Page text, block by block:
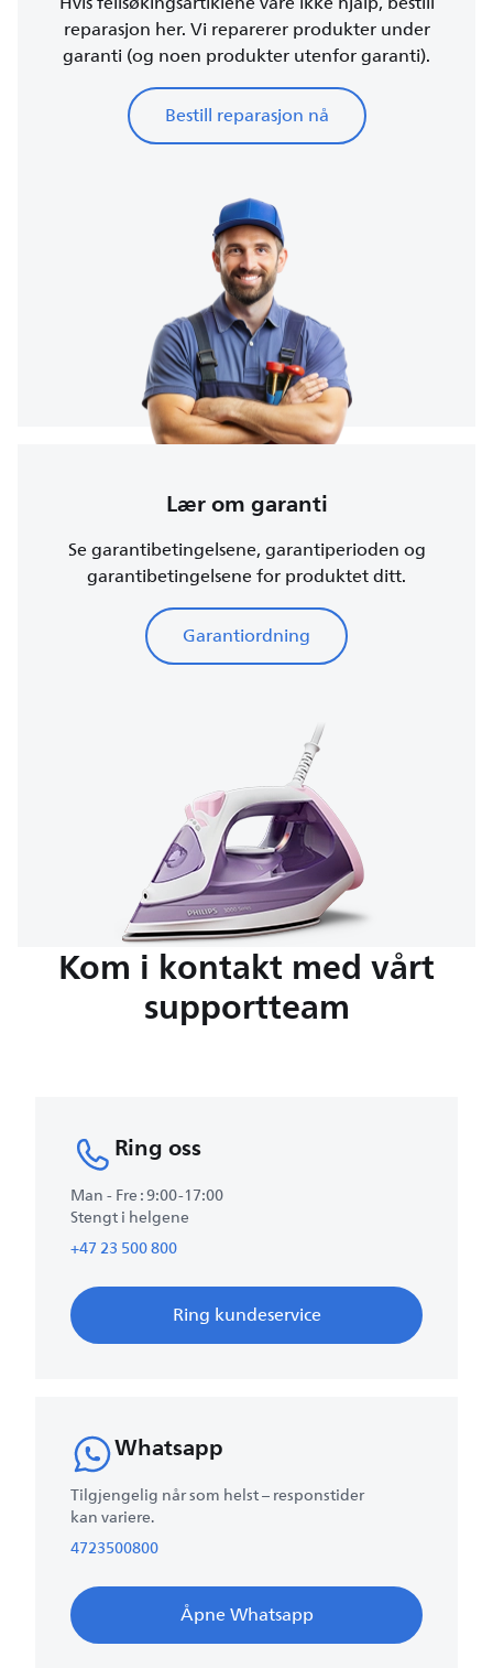
reparasjon her. Vi reparerer produkter under
garanti (og noen produkter utenfor garanti).
Bestill reparasjon nå
Lær om garanti
Se garantibetingelsene, garantiperioden og
garantibetingelsene for produktet ditt.
Garantiordning
Kom i kontakt med vårt
supportteam
Ring oss
Man - Fre : 9:00-17:00
Stengt i helgene
+47 23 500 800
Ring kundeservice
Whatsapp
Tilgjengelig når som helst – responstider
kan variere.
4723500800
Åpne Whatsapp